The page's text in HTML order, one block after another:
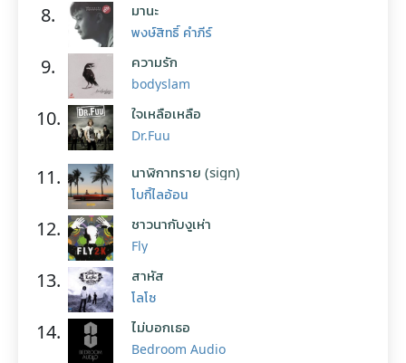
8. มานะ
พงษ์สิทธิ์ คำภีร์
9. ความรัก
bodyslam
10. ใจเหลือเหลือ
Dr.Fuu
11. นาฬิกาทราย (sign)
โบกี้ไลอ้อน
12. ชาวนากับงูเห่า
Fly
13. สาหัส
โลโซ
14. ไม่บอกเธอ
Bedroom Audio